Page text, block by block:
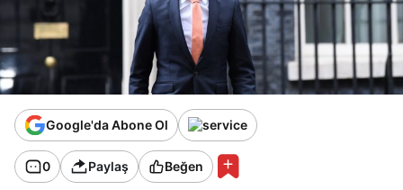
Google'da Abone Ol
0 Paylaş Beğen